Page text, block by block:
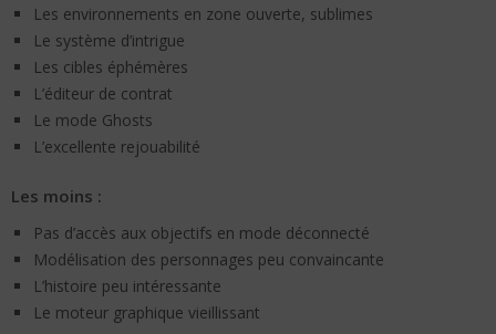
Les environnements en zone ouverte, sublimes
Le système d’intrigue
Les cibles éphémères
L’éditeur de contrat
Le mode Ghosts
L’excellente rejouabilité
Les moins :
Pas d’accès aux objectifs en mode déconnecté
Modélisation des personnages peu convaincante
L’histoire peu intéressante
Le moteur graphique vieillissant